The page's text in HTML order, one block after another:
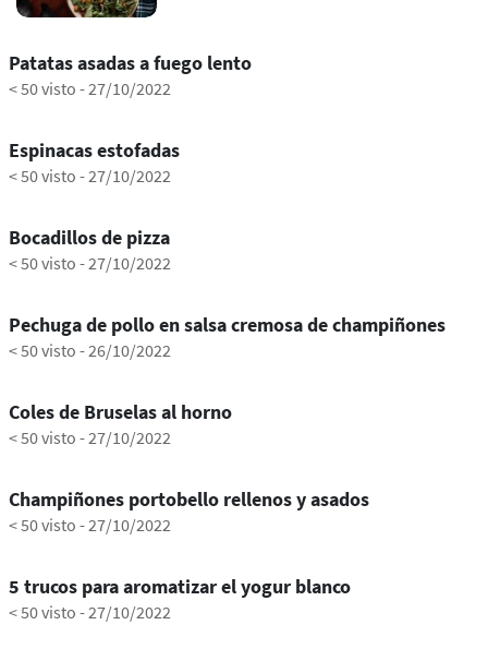
Patatas asadas a fuego lento
< 50 visto -27/10/2022
Espinacas estofadas
< 50 visto -27/10/2022
Bocadillos de pizza
< 50 visto -27/10/2022
Pechuga de pollo en salsa cremosa de champiñones
< 50 visto -26/10/2022
Coles de Bruselas al horno
< 50 visto -27/10/2022
Champiñones portobello rellenos y asados
< 50 visto -27/10/2022
5 trucos para aromatizar el yogur blanco
< 50 visto -27/10/2022